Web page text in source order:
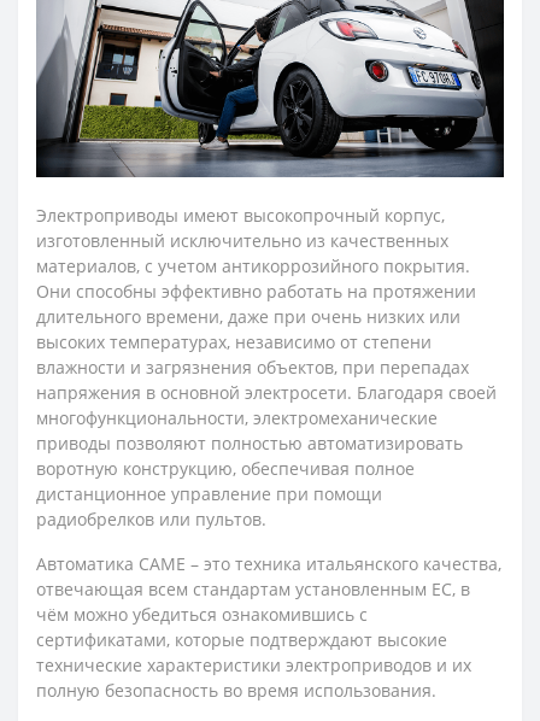
Электроприводы имеют высокопрочный корпус,
изготовленный исключительно из качественных
материалов, с учетом антикоррозийного покрытия.
Они способны эффективно работать на протяжении
длительного времени, даже при очень низких или
высоких температурах, независимо от степени
влажности и загрязнения объектов, при перепадах
напряжения в основной электросети. Благодаря своей
многофункциональности, электромеханические
приводы позволяют полностью автоматизировать
воротную конструкцию, обеспечивая полное
дистанционное управление при помощи
радиобрелков или пультов.
Автоматика CAME – это техника итальянского качества,
отвечающая всем стандартам установленным ЕС, в
чём можно убедиться ознакомившись с
сертификатами, которые подтверждают высокие
технические характеристики электроприводов и их
полную безопасность во время использования.